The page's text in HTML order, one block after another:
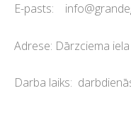
E-pasts:
Adrese: Dārzciema
Darba laiks: